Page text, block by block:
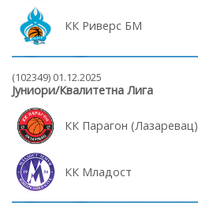
КК Риверс БМ
(102349) 01.12.2025
Јуниори/Квалитетна Лига
КК Парагон (Лазаревац)
КК Младост